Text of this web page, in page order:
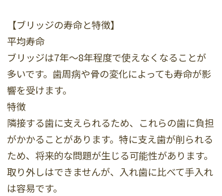
【ブリッジの寿命と特徴】
平均寿命
ブリッジは7年～8年程度で使えなくなることが
多いです。歯周病や骨の変化によっても寿命が影
響を受けます。
特徴
隣接する歯に支えられるため、これらの歯に負担
がかかることがあります。特に支え歯が削られる
ため、将来的な問題が生じる可能性があります。
取り外しはできませんが、入れ歯に比べて手入れ
は容易です。